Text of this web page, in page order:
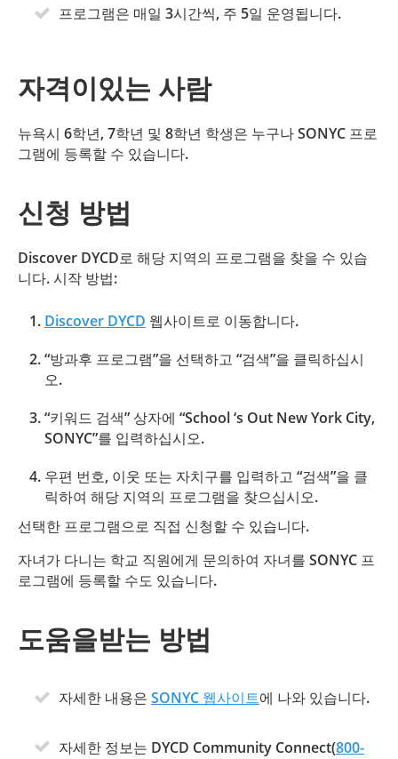
프로그램은 매일 3시간씩, 주 5일 운영됩니다.
자격이있는 사람
뉴욕시 6학년, 7학년 및 8학년 학생은 누구나 SONYC 프로
그램에 등록할 수 있습니다.
신청 방법
Discover DYCD로 해당 지역의 프로그램을 찾을 수 있습
니다. 시작 방법:
Discover DYCD 웹사이트로 이동합니다.
“방과후 프로그램”을 선택하고 “검색”을 클릭하십시
오.
“키워드 검색” 상자에 “School ‘s Out New York City,
SONYC”를 입력하십시오.
우편 번호, 이웃 또는 자치구를 입력하고 “검색”을 클
릭하여 해당 지역의 프로그램을 찾으십시오.
선택한 프로그램으로 직접 신청할 수 있습니다.
자녀가 다니는 학교 직원에게 문의하여 자녀를 SONYC 프
로그램에 등록할 수도 있습니다.
도움을받는 방법
자세한 내용은 SONYC 웹사이트에 나와 있습니다.
자세한 정보는 DYCD Community Connect(800-